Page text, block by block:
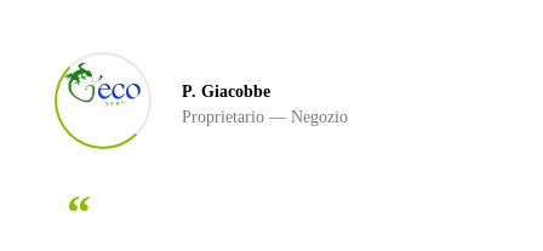
P. Giacobbe
Proprietario
Negozio
“